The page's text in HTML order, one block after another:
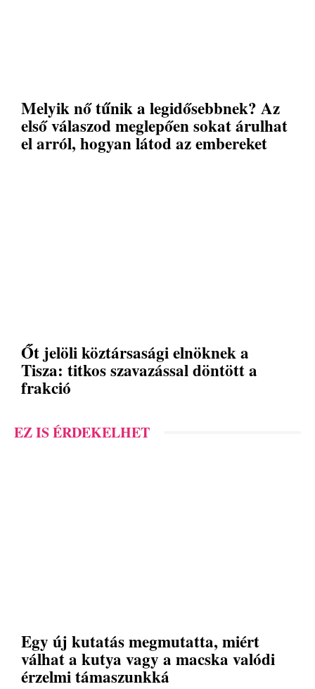
Melyik nő tűnik a legidősebbnek? Az
első válaszod meglepően sokat árulhat
el arról, hogyan látod az embereket
Őt jelöli köztársasági elnöknek a
Tisza: titkos szavazással döntött a
frakció
EZ IS ÉRDEKELHET
Egy új kutatás megmutatta, miért
válhat a kutya vagy a macska valódi
érzelmi támaszunkká